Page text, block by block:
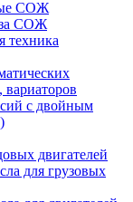
СОЖ
за СОЖ
техника
с двойным
двигателей
для грузовых